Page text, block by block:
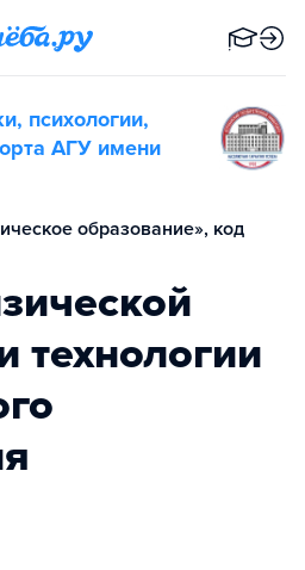
психологии,
АГУ имени
образование», код
технологии